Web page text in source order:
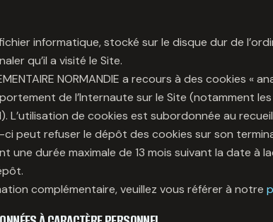
informatique, stocké sur le disque dur de
qu’il a visité le Site.
NORMANDIE a recours à des cookies «
de l’Internaute sur le Site (notamment
L’utilisation de cookies est subordonnée au
ci peut refuser le dépôt des cookies sur son
une durée maximale de 13 mois suivant la date à
complémentaire, veuillez vous référer à notre